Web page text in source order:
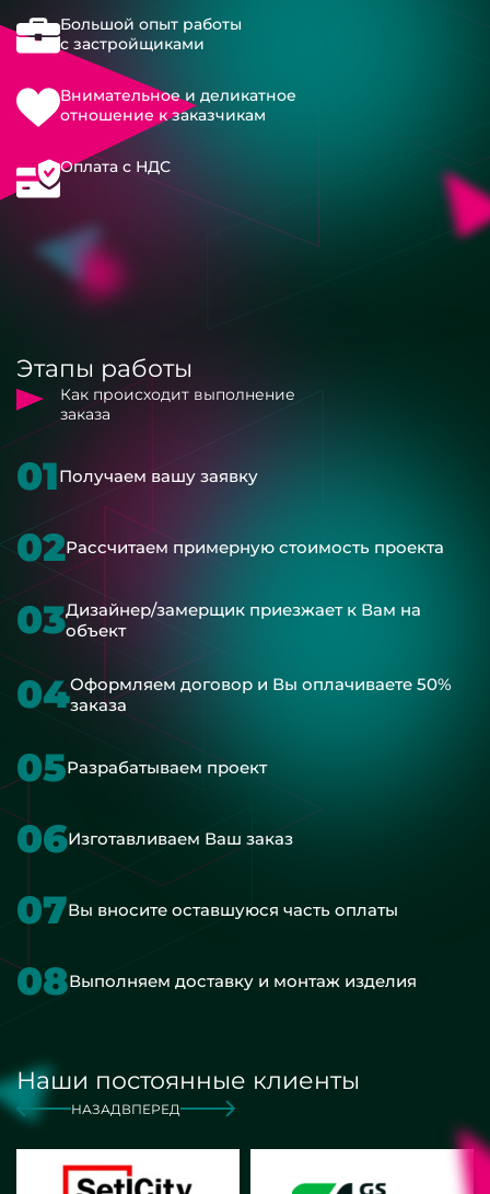
Большой опыт работы
с застройщиками
Внимательное и деликатное
отношение к заказчикам
Оплата с НДС
Этапы работы
Как происходит выполнение
заказа
01Получаем вашу заявку
02Рассчитаем примерную стоимость проекта
03Дизайнер/замерщик приезжает к Вам на
объект
04Оформляем договор и Вы оплачиваете 50%
заказа
05Разрабатываем проект
06Изготавливаем Ваш заказ
07Вы вносите оставшуюся часть оплаты
08Выполняем доставку и монтаж изделия
Наши постоянные клиенты
НАЗАД ВПЕРЕД